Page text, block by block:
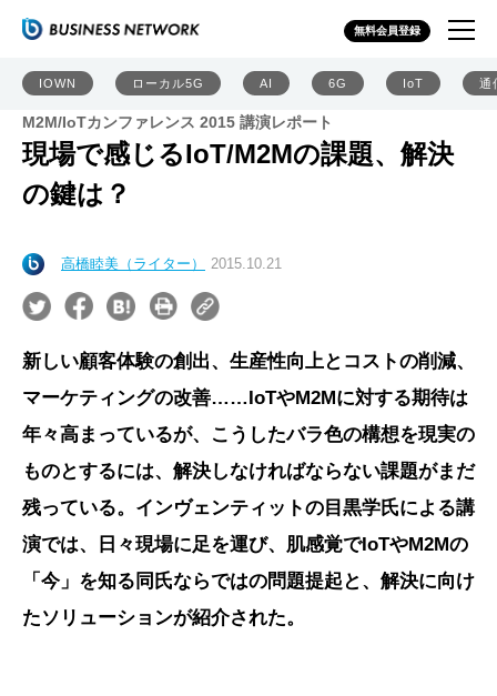
無料会員登録
IOWN ローカル5G AI 6G IoT 通
M2M/IoTカンファレンス 2015 講演レポート
現場で感じるIoT/M2Mの課題、解決
の鍵は？
高橋睦美（ライター） 2015.10.21
新しい顧客体験の創出、生産性向上とコストの削減、
マーケティングの改善……IoTやM2Mに対する期待は
年々高まっているが、こうしたバラ色の構想を現実の
ものとするには、解決しなければならない課題がまだ
残っている。インヴェンティットの目黒学氏による講
演では、日々現場に足を運び、肌感覚でIoTやM2Mの
「今」を知る同氏ならではの問題提起と、解決に向け
たソリューションが紹介された。